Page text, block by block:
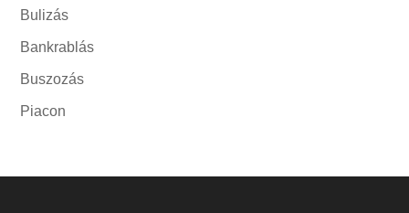
Bulizás
Bankrablás
Buszozás
Piacon